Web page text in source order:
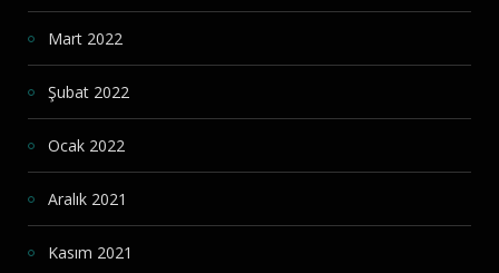
Mart 2022
Şubat 2022
Ocak 2022
Aralık 2021
Kasım 2021